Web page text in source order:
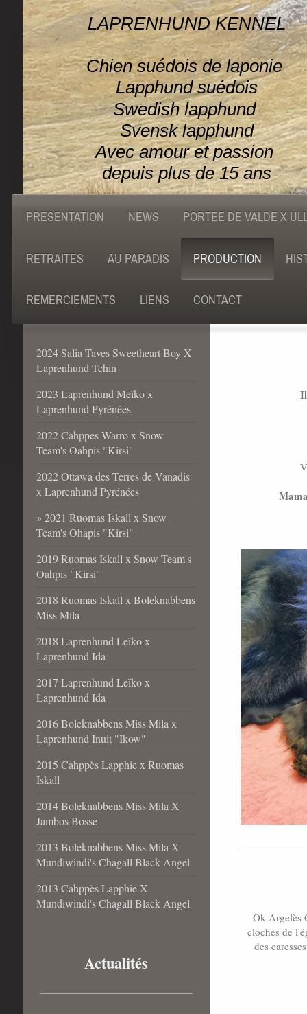
LAPRENHUND KENNEL
Chien suédois de laponie
Lapphund suédois
Swedish lapphund
Svensk lapphund
Avec amour et passion
depuis plus de 15 ans
PRESENTATION NEWS PORTEE DE VALDE X
RETRAITES AU PARADIS PRODUCTION
REMERCIEMENTS LIENS CONTACT
Ok Argelès
cloches de
des
2024 Salia Taves Sweetheart Boy X
Laprenhund Tchin
2023 Laprenhund Meïko x
Laprenhund Pyrénées
2022 Cahppes Warro x Snow
Team's Oahpis "Kirsi"
2022 Ottawa des Terres de Vanadis
x Laprenhund Pyrénées
2021 Ruomas Iskall x Snow
Team's Ohapis "Kirsi"
2019 Ruomas Iskall x Snow Team's
Oahpis "Kirsi"
2018 Ruomas Iskall x Boleknabbens
Miss Mila
2018 Laprenhund Leïko x
Laprenhund Ida
2017 Laprenhund Leïko x
Laprenhund Ida
2016 Boleknabbens Miss Mila x
Laprenhund Inuit "Ikow"
2015 Cahppès Lapphie x Ruomas
Iskall
2014 Boleknabbens Miss Mila X
Jambos Bosse
2013 Boleknabbens Miss Mila X
Mundiwindi's Chagall Black Angel
2013 Cahppès Lapphie X
Mundiwindi's Chagall Black Angel
Actualités